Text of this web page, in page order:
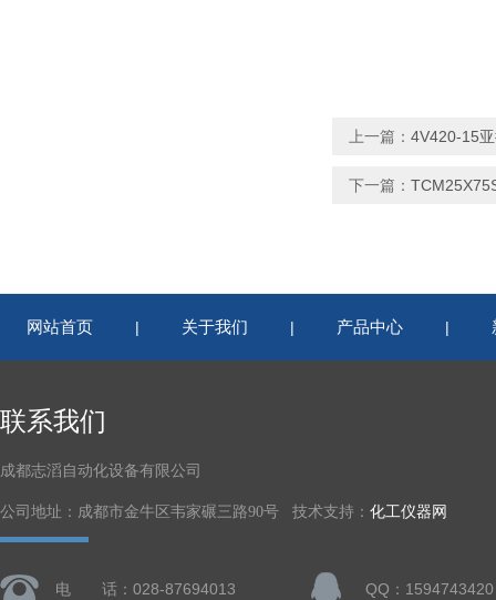
上一篇： 4V420-15
下一篇：
网站首页 | 关于我们 | 产品中心 |
联系我们
成都志滔自动化设备有限公司
公司地址：成都市金牛区韦家碾三路90号 技术支持： 化工仪器网
电 话：028-87694013 QQ：1594743420